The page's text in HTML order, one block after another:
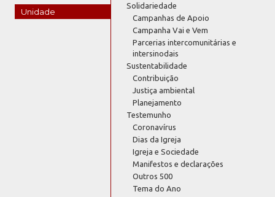
Unidade
Solidariedade
Campanhas de Apoio
Campanha Vai e Vem
Parcerias intercomunitárias e
intersinodais
Sustentabilidade
Contribuição
Justiça ambiental
Planejamento
Testemunho
Coronavírus
Dias da Igreja
Igreja e Sociedade
Manifestos e declarações
Outros 500
Tema do Ano